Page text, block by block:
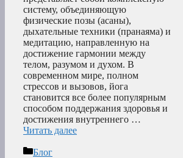
систему, объединяющую
физические позы (асаны),
дыхательные техники (пранаяма) и
медитацию, направленную на
достижение гармонии между
телом, разумом и духом. В
современном мире, полном
стрессов и вызовов, йога
становится все более популярным
способом поддержания здоровья и
достижения внутреннего …
Читать далее
Рубрики
Блог